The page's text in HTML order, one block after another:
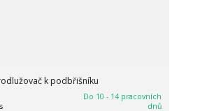
k podbřišníku
Do 10 - 14 pracovních
dnů